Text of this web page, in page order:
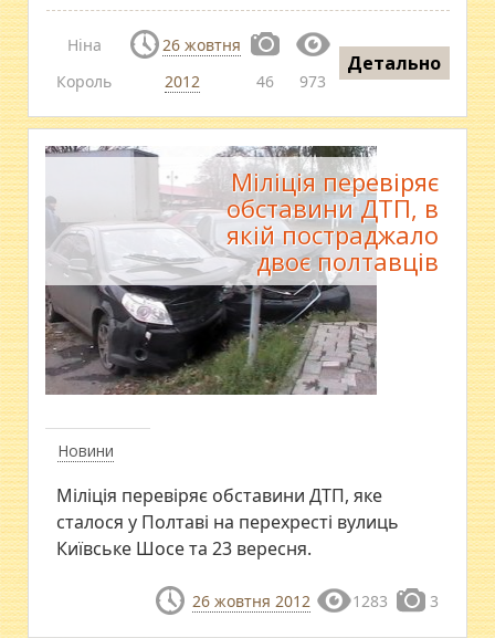
Ніна
Король
26 жовтня
2012
46 973
Детально
Новини
Міліція перевіряє
обставини ДТП, в
якій постраджало
двоє полтавців
Міліція перевіряє обставини ДТП, яке
сталося у Полтаві на перехресті вулиць
Київське Шосе та 23 вересня.
26 жовтня 2012 1283 3